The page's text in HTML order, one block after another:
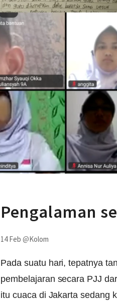
Pengalaman
14 Feb @Kolom
Pada suatu hari, tepatnya
pembelajaran secara PJJ
itu cuaca di Jakarta sedang